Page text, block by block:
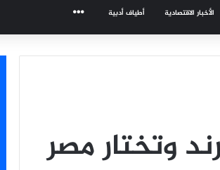
الأخبار الاقتصادية أطياف أدبية
وتختار مصر